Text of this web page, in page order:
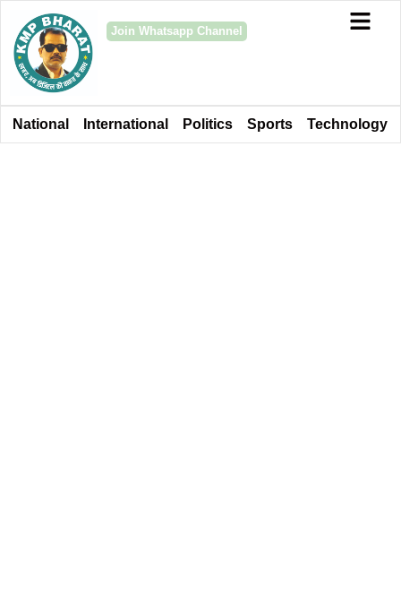
Join Whatsapp Channel
National International Politics Sports Technology